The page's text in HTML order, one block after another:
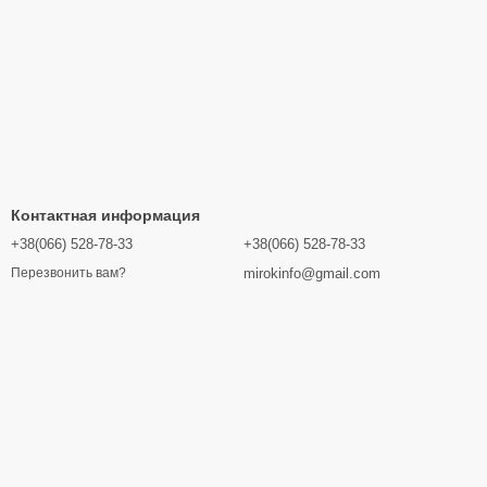
Контактная информация
+38(066) 528-78-33
Перезвонить вам?
+38(066) 528-78-33
mirokinfo@gmail.com